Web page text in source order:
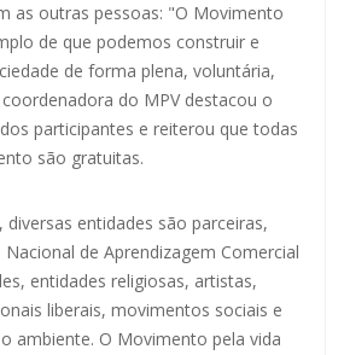
as outras pessoas: "O Movimento
de que podemos construir e
de forma plena, voluntária,
do MPV destacou o
participantes e reiterou que todas
são gratuitas.
diversas entidades são parceiras,
de Aprendizagem Comercial
entidades religiosas, artistas,
liberais, movimentos sociais e
ambiente. O Movimento pela vida